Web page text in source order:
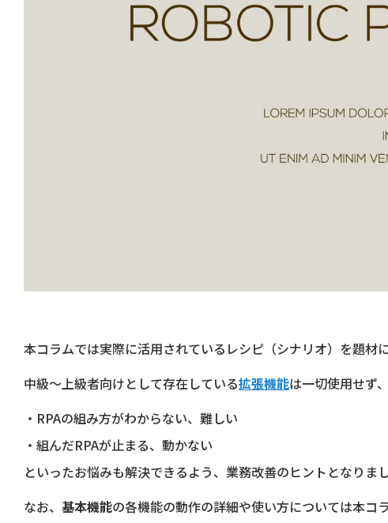
本コラムでは実際に活用されているレシピ（シナリオ）を題材
中級～上級者向けとして存在している拡張機能は一切使用せず、
・RPAの組み方がわからない、難しい
・組んだRPAが止まる、動かない
といったお悩みも解決できるよう、業務改善のヒントとなりま
なお、 基本機能の各機能の動作の詳細や使い方については本コ